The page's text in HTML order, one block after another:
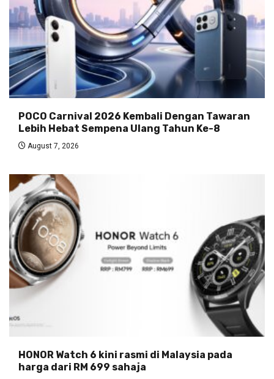
POCO Carnival 2026 Kembali Dengan Tawaran
Lebih Hebat Sempena Ulang Tahun Ke-8
August 7, 2026
HONOR Watch 6 kini rasmi di Malaysia pada
harga dari RM 699 sahaja